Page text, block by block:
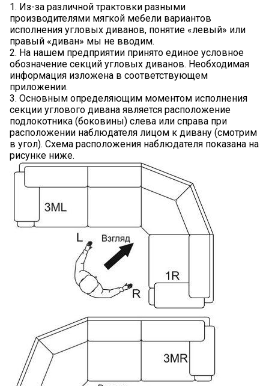
1. Из-за различной трактовки разными
производителями мягкой мебели вариантов
исполнения угловых диванов, понятие «левый» или
правый «диван» мы не вводим.
2. На нашем предприятии принято единое условное
обозначение секций угловых диванов. Необходимая
информация изложена в соответствующем
приложении.
3. Основным определяющим моментом исполнения
секции углового дивана является расположение
подлокотника (боковины) слева или справа при
расположении наблюдателя лицом к дивану (смотрим
в угол). Схема расположения наблюдателя показана на
рисунке ниже.